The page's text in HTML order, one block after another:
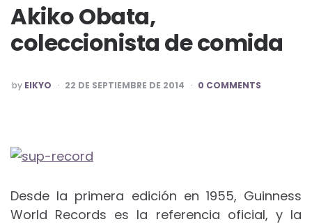
Akiko Obata,
coleccionista de comida
POSTED
BY
by EIKYO 22 DE SEPTIEMBRE DE 2014 0 COMMENTS
Desde la primera edición en 1955, Guinness
World Records es la referencia oficial, y la